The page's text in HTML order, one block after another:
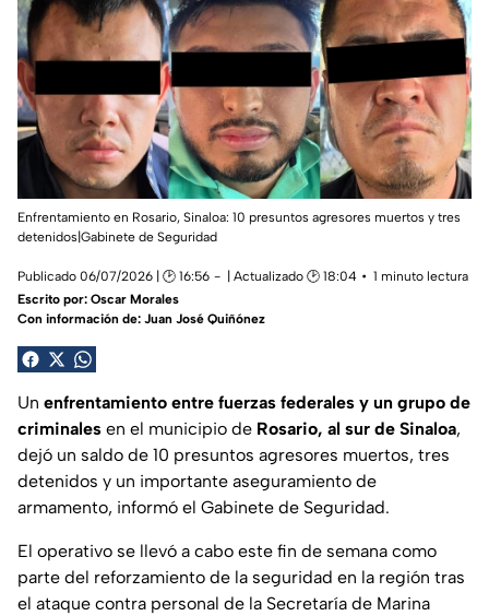
Enfrentamiento en Rosario, Sinaloa: 10 presuntos agresores muertos y tres
detenidos|Gabinete de Seguridad
Publicado 06/07/2026 | 🕑 16:56 | Actualizado 🕑 18:04
1 minuto lectura
Escrito por: Oscar Morales
Con información de: Juan José Quiñónez
Un enfrentamiento entre fuerzas federales y un grupo de
criminales en el municipio de Rosario, al sur de Sinaloa,
dejó un saldo de 10 presuntos agresores muertos, tres
detenidos y un importante aseguramiento de
armamento, informó el Gabinete de Seguridad.
El operativo se llevó a cabo este fin de semana como
parte del reforzamiento de la seguridad en la región tras
el ataque contra personal de la Secretaría de Marina